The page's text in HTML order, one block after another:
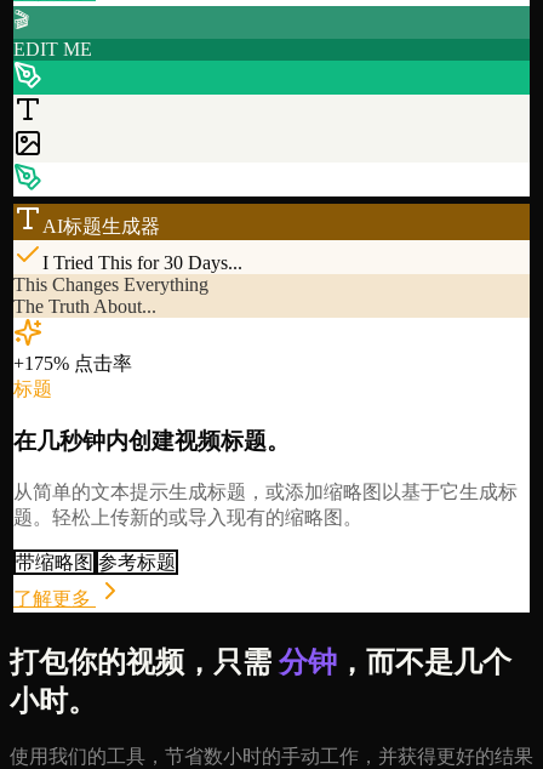
🎬
EDIT ME
AI标题生成器
I Tried This for 30 Days...
This Changes Everything
The Truth About...
+175% 点击率
标题
在几秒钟内创建视频标题。
从简单的文本提示生成标题，或添加缩略图以基于它生成标
题。轻松上传新的或导入现有的缩略图。
带缩略图 参考标题
了解更多
打包你的视频，只需 分钟 ，而不是几个
小时。
使用我们的工具，节省数小时的手动工作，并获得更好的结果